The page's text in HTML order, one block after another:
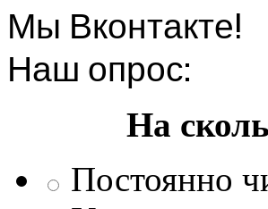
Мы Вконтакте!
Наш опрос:
На
Постоянно